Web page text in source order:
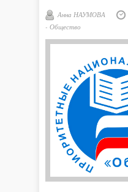
Анна НАУМОВА
- Общество